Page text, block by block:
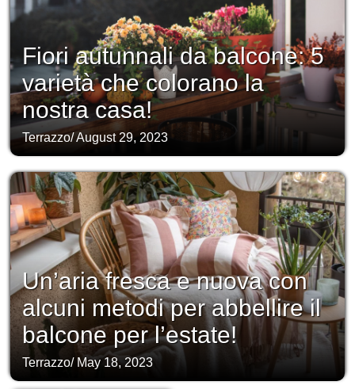
Fiori autunnali da balcone: 5
varietà che colorano la
nostra casa!
Terrazzo/August 29, 2023
Un’aria fresca e nuova con
alcuni metodi per abbellire il
balcone per l’estate!
Terrazzo/ May 18, 2023